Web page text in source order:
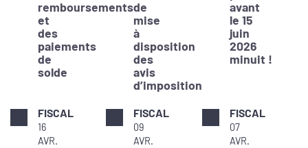
remboursements
et
des
paiements
de
solde
de
mise
à
disposition
des
avis
d’imposition
avant
le 15
juin
2026
minuit !
FISCAL
16
AVR.
FISCAL
09
AVR.
FISCAL
07
AVR.